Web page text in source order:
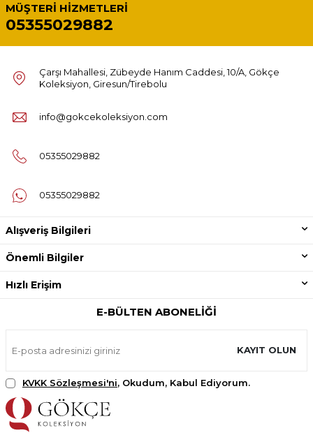
MÜŞTERI HIZMETLERI
05355029882
Çarşı Mahallesi, Zübeyde Hanım Caddesi, 10/A, Gökçe
Koleksiyon, Giresun/Tirebolu
info@gokcekoleksiyon.com
05355029882
05355029882
Alışveriş Bilgileri
Önemli Bilgiler
Hızlı Erişim
E-BÜLTEN ABONELIĞI
KAYIT OLUN
KVKK Sözleşmesi'ni, Okudum, Kabul Ediyorum.